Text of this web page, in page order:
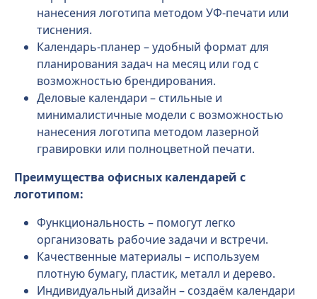
нанесения логотипа методом УФ-печати или
тиснения.
Календарь-планер – удобный формат для
планирования задач на месяц или год с
возможностью брендирования.
Деловые календари – стильные и
минималистичные модели с возможностью
нанесения логотипа методом лазерной
гравировки или полноцветной печати.
Преимущества офисных календарей с
логотипом:
Функциональность – помогут легко
организовать рабочие задачи и встречи.
Качественные материалы – используем
плотную бумагу, пластик, металл и дерево.
Индивидуальный дизайн – создаём календари